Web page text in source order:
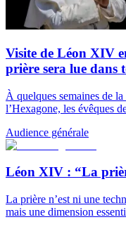
Visite de Léon XIV
prière sera lue dans
À quelques semaines de
l’Hexagone, les évêques
Audience générale
Léon XIV : “La
La prière n’est ni une
mais une dimension